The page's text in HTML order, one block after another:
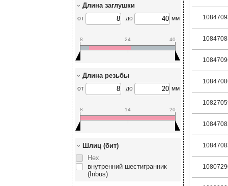
Длина заглушки
от до мм
8 24 40
Длина резьбы
от до мм
8 14 20
Шлиц (бит)
Hex
внутренний шестигранник
(Inbus)